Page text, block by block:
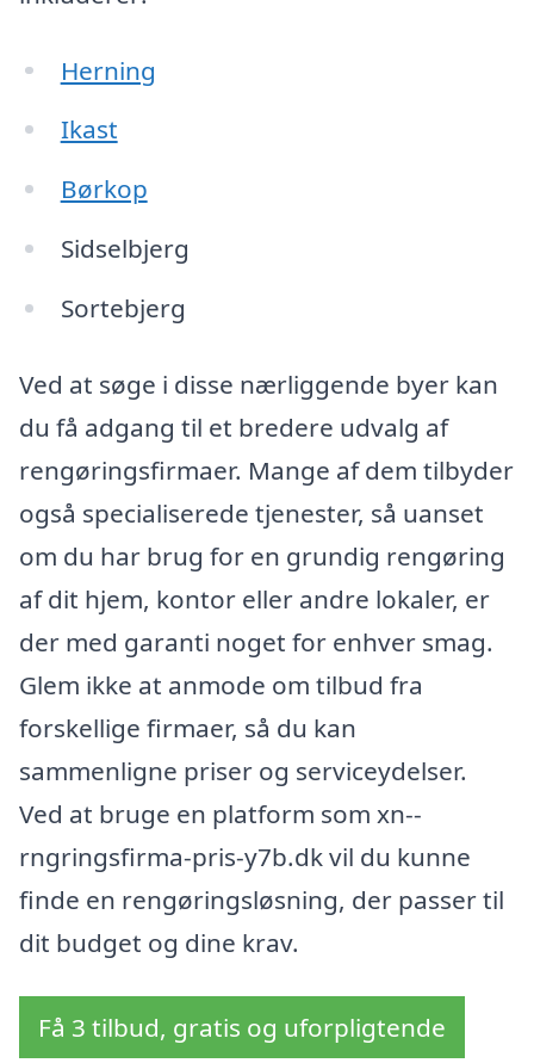
Herning
Ikast
Børkop
Sidselbjerg
Sortebjerg
Ved at søge i disse nærliggende byer kan
du få adgang til et bredere udvalg af
rengøringsfirmaer. Mange af dem tilbyder
også specialiserede tjenester, så uanset
om du har brug for en grundig rengøring
af dit hjem, kontor eller andre lokaler, er
der med garanti noget for enhver smag.
Glem ikke at anmode om tilbud fra
forskellige firmaer, så du kan
sammenligne priser og serviceydelser.
Ved at bruge en platform som xn--
rngringsfirma-pris-y7b.dk vil du kunne
finde en rengøringsløsning, der passer til
dit budget og dine krav.
Få 3 tilbud, gratis og uforpligtende